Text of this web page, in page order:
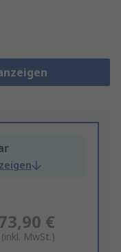
€
(inkl. MwSt.)